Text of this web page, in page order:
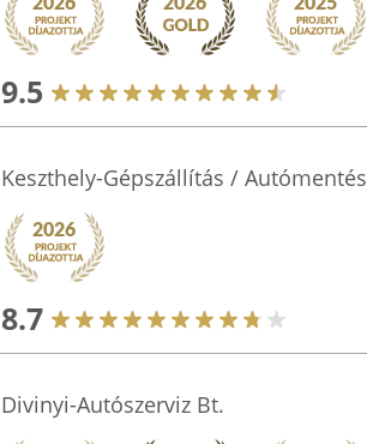
9.5
Keszthely-Gépszállítás / Autómentés
8.7
Divinyi-Autószerviz Bt.